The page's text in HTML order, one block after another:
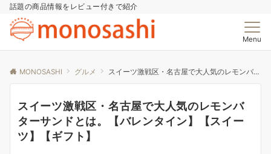
話題の商品情報をレビュー付きで紹介
Menu
MONOSASHI グルメ スイーツ激戦区・名古屋で大人気のレモンバターサンドとは。【バレンタイン】【スイーツ】【ギフト】
スイーツ激戦区・名古屋で大人気のレモンバ
ターサンドとは。【バレンタイン】【スイー
ツ】【ギフト】